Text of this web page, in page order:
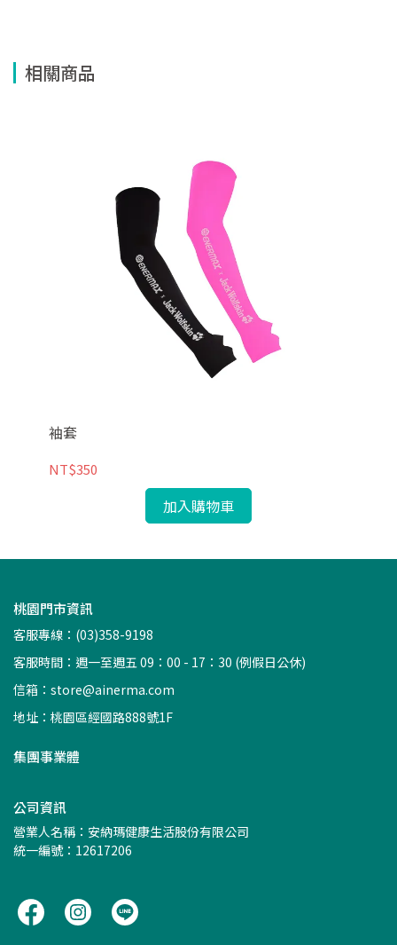
相關商品
袖套
NT$350
加入購物車
桃園門市資訊
客服專線：(03)358-9198
客服時間：週一至週五 09：00 - 17：30 (例假日公休)
信箱： store@ainerma.com
地址：桃園區經國路888號1F
集團事業體
公司資訊
營業人名稱：安納瑪健康生活股份有限公司
統一編號：12617206